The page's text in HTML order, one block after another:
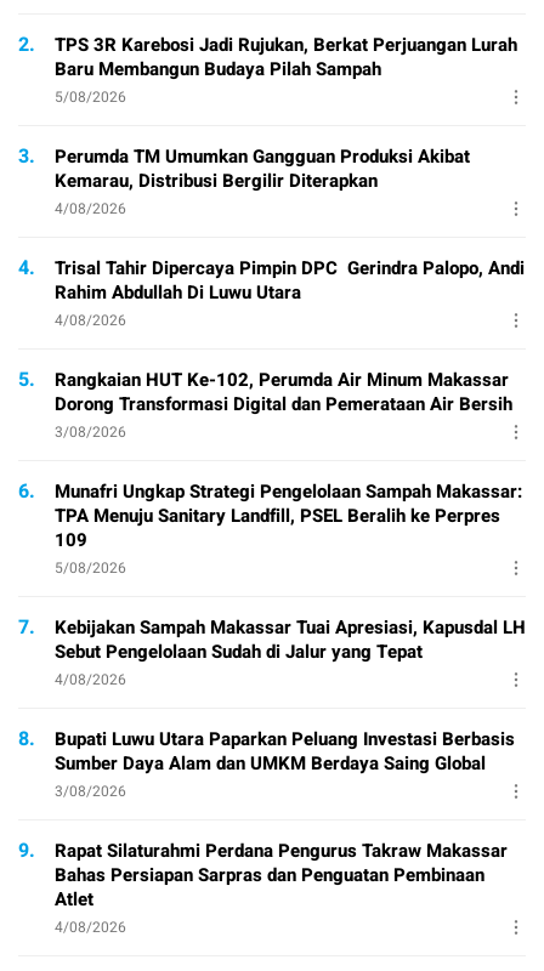
2.
TPS 3R Karebosi Jadi Rujukan, Berkat Perjuangan Lurah
Baru Membangun Budaya Pilah Sampah
5/08/2026
3.
Perumda TM Umumkan Gangguan Produksi Akibat
Kemarau, Distribusi Bergilir Diterapkan
4/08/2026
4.
Trisal Tahir Dipercaya Pimpin DPC Gerindra Palopo, Andi
Rahim Abdullah Di Luwu Utara
4/08/2026
5.
Rangkaian HUT Ke-102, Perumda Air Minum Makassar
Dorong Transformasi Digital dan Pemerataan Air Bersih
3/08/2026
6.
Munafri Ungkap Strategi Pengelolaan Sampah Makassar:
TPA Menuju Sanitary Landfill, PSEL Beralih ke Perpres
109
5/08/2026
7.
Kebijakan Sampah Makassar Tuai Apresiasi, Kapusdal LH
Sebut Pengelolaan Sudah di Jalur yang Tepat
4/08/2026
8.
Bupati Luwu Utara Paparkan Peluang Investasi Berbasis
Sumber Daya Alam dan UMKM Berdaya Saing Global
3/08/2026
9.
Rapat Silaturahmi Perdana Pengurus Takraw Makassar
Bahas Persiapan Sarpras dan Penguatan Pembinaan
Atlet
4/08/2026